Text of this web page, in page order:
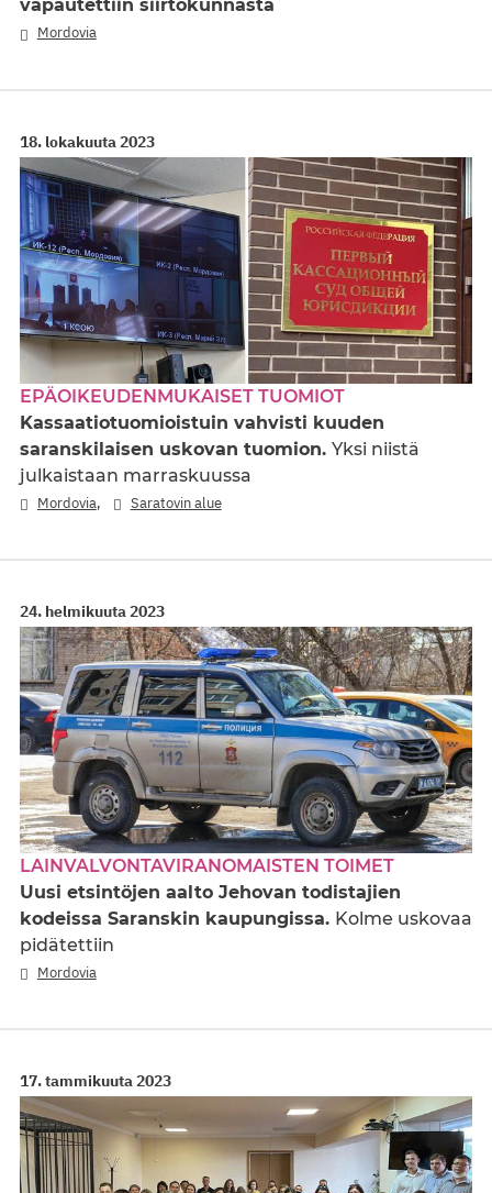
vapautettiin siirtokunnasta
Mordovia
18. lokakuuta 2023
EPÄOIKEUDENMUKAISET TUOMIOT
Kassaatiotuomioistuin vahvisti kuuden
saranskilaisen uskovan tuomion. Yksi niistä
julkaistaan marraskuussa
Mordovia, Saratovin alue
24. helmikuuta 2023
LAINVALVONTAVIRANOMAISTEN TOIMET
Uusi etsintöjen aalto Jehovan todistajien
kodeissa Saranskin kaupungissa. Kolme uskovaa
pidätettiin
Mordovia
17. tammikuuta 2023